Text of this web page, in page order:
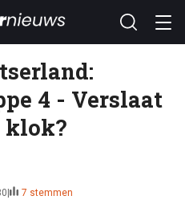
4 - Verslaat
klok?
7 stemmen